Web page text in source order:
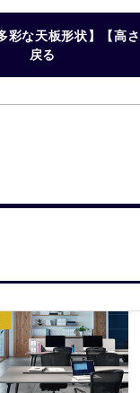
彩な天板形状】【高
戻る